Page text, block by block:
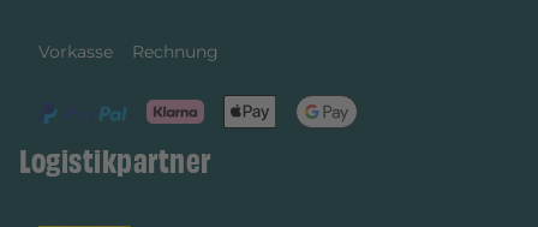
Vorkasse Rechnung
Logistikpartner